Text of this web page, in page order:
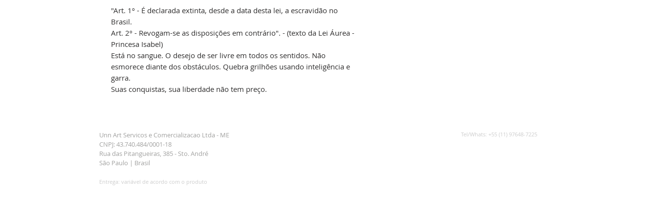
"Art. 1º - É declarada extinta, desde a data desta lei, a escravidão no
Brasil.
Art. 2º - Revogam-se as disposições em contrário". - (texto da Lei Áurea -
Princesa Isabel)
Está no sangue. O desejo de ser livre em todos os sentidos. Não
esmorece diante dos obstáculos. Quebra grilhões usando inteligência e
garra.
Suas conquistas, sua liberdade não tem preço.
Unn Art Servicos e Comercializacao Ltda - ME
CNPJ: 43.740.484/0001-18
Rua das Pitangueiras, 385 - Sto. André
São Paulo | Brasil
Entrega: variável de acordo com o produto
Tel/Whats: +55 (11) 97648-7225